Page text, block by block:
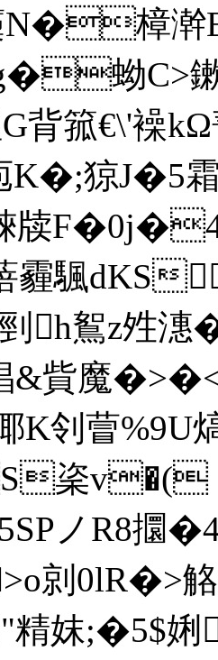
樟澣
蚴C>
背箛€\'襙
猄J�5霜
褍
霾颿dKS
剄h鴽z夝
&貲魔
K刢萺%9U
秶v�(
ノR8攌
剠
精妺